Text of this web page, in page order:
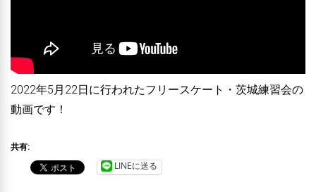
2022年5月22日に行われたフリースケート・茨城練習会の
動画です！
共有:
LINEに送る